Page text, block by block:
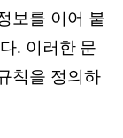
보를 이어 붙
. 이러한 문
칙을 정의하